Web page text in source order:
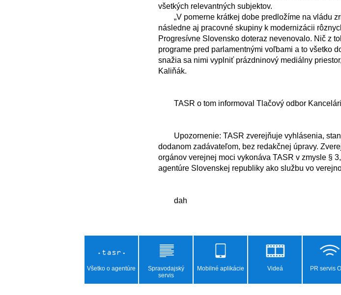
všetkých relevantných subjektov.
následne aj pracovné skupiny k modernizácii
Progresívne Slovensko doteraz nevenovalo. Nič z
programe pred parlamentnými voľbami a to všetko
snažia sa nimi vyplniť prázdninový mediálny
Kaliňák.
dodanom zadávateľom, bez redakčnej úpravy.
orgánov verejnej moci vykonáva TASR v zmysle §
agentúre Slovenskej republiky ako službu vo
Všetko o agentúre
Spravodajský
servis
Mobilné aplikácie Videá PR servis